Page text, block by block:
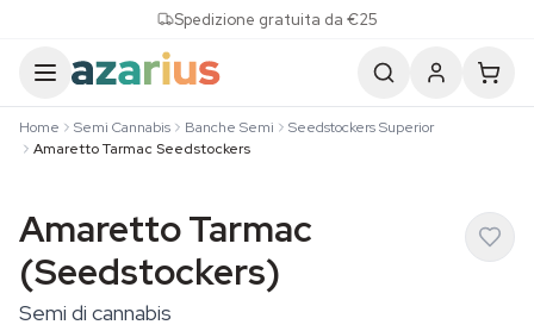
Spedizione gratuita da €25
Home Semi Cannabis Banche Semi
Seedstockers Superior
Amaretto Tarmac Seedstockers
Amaretto Tarmac
(Seedstockers)
Semi di cannabis